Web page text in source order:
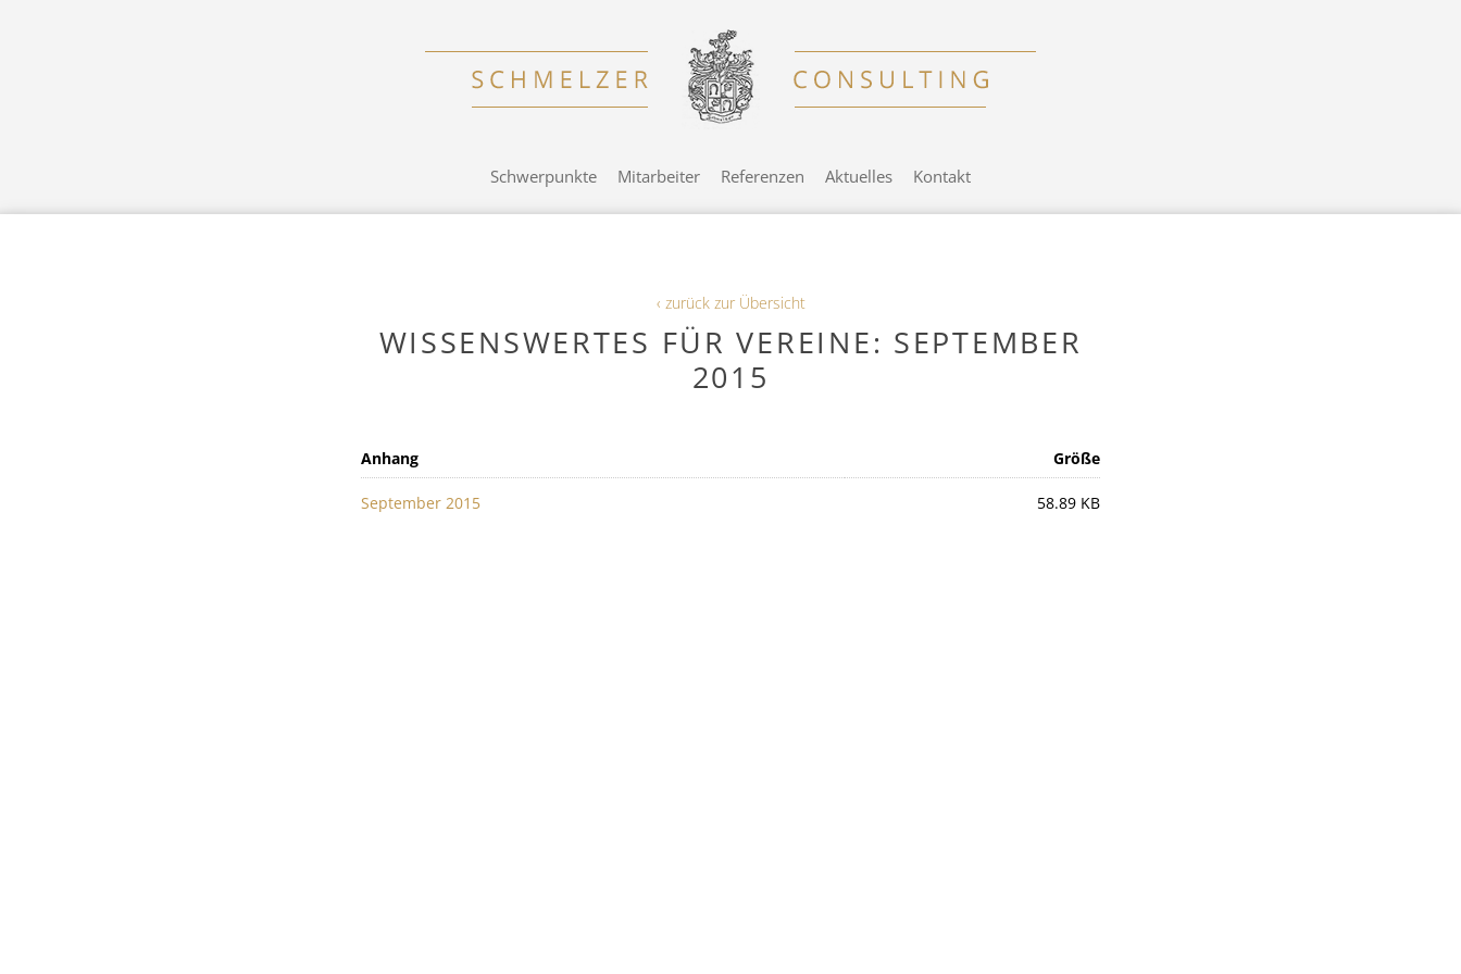
Schwerpunkte Mitarbeiter Referenzen Aktuelles Kontakt
‹ zurück zur Übersicht
WISSENSWERTES FÜR VEREINE: SEPTEMBER
2015
Anhang Größe
September 2015 58.89 KB